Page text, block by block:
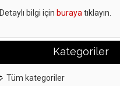
Detaylı bilgi için buraya tıklayın.
Kategoriler
Tüm kategoriler